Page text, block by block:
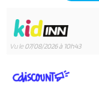
Tri des éléments
Premiers
Connaissance des
Développement de
Vu le07/08/2026 à 10h43